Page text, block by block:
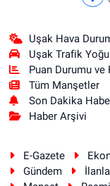
Uşak Hava
Uşak Trafik
Puan Durumu ve
Tüm Manşetler
Son Dakika
Haber Arşivi
E-Gazete
Gündem